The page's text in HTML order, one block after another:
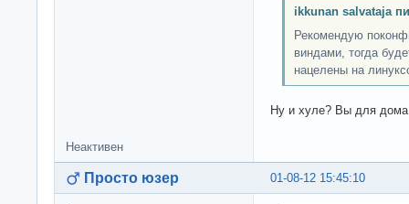
ikkunan salvataja
Рекомендую
виндами, тогда
нацелены на
Ну и хуле? Вы для дома
Неактивен
01-08-12 15:45:10
Просто юзер